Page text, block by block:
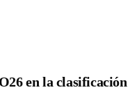
en la clasificación